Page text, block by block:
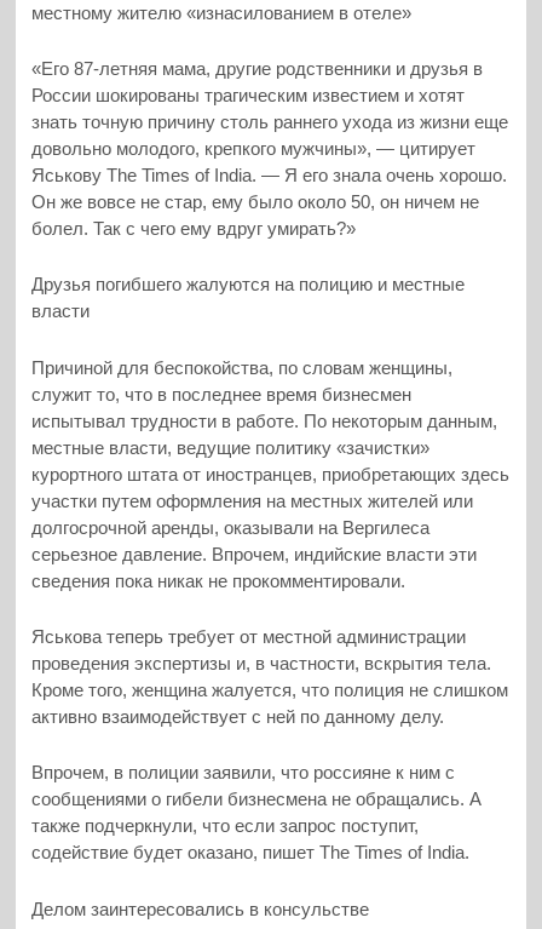
местному жителю «изнасилованием в отеле»
«Его 87-летняя мама, другие родственники и друзья в
России шокированы трагическим известием и хотят
знать точную причину столь раннего ухода из жизни еще
довольно молодого, крепкого мужчины», — цитирует
Яськову The Times of India. — Я его знала очень хорошо.
Он же вовсе не стар, ему было около 50, он ничем не
болел. Так с чего ему вдруг умирать?»
Друзья погибшего жалуются на полицию и местные
власти
Причиной для беспокойства, по словам женщины,
служит то, что в последнее время бизнесмен
испытывал трудности в работе. По некоторым данным,
местные власти, ведущие политику «зачистки»
курортного штата от иностранцев, приобретающих здесь
участки путем оформления на местных жителей или
долгосрочной аренды, оказывали на Вергилеса
серьезное давление. Впрочем, индийские власти эти
сведения пока никак не прокомментировали.
Яськова теперь требует от местной администрации
проведения экспертизы и, в частности, вскрытия тела.
Кроме того, женщина жалуется, что полиция не слишком
активно взаимодействует с ней по данному делу.
Впрочем, в полиции заявили, что россияне к ним с
сообщениями о гибели бизнесмена не обращались. А
также подчеркнули, что если запрос поступит,
содействие будет оказано, пишет The Times of India.
Делом заинтересовались в консульстве